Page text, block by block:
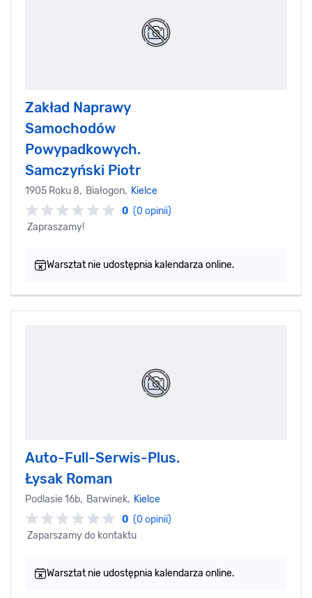
Zakład Naprawy
Samochodów
Powypadkowych.
Samczyński Piotr
1905 Roku 8, Białogon, Kielce
0 (0 opinii)
Zapraszamy!
Warsztat nie udostępnia kalendarza online.
Auto-Full-Serwis-Plus.
Łysak Roman
Podlasie 16b, Barwinek, Kielce
0 (0 opinii)
Zaparszamy do kontaktu
Warsztat nie udostępnia kalendarza online.